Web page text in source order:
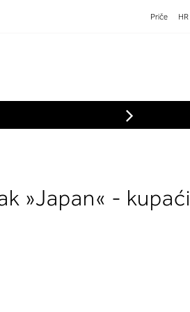
Priče HR
»Japan« - kupaći